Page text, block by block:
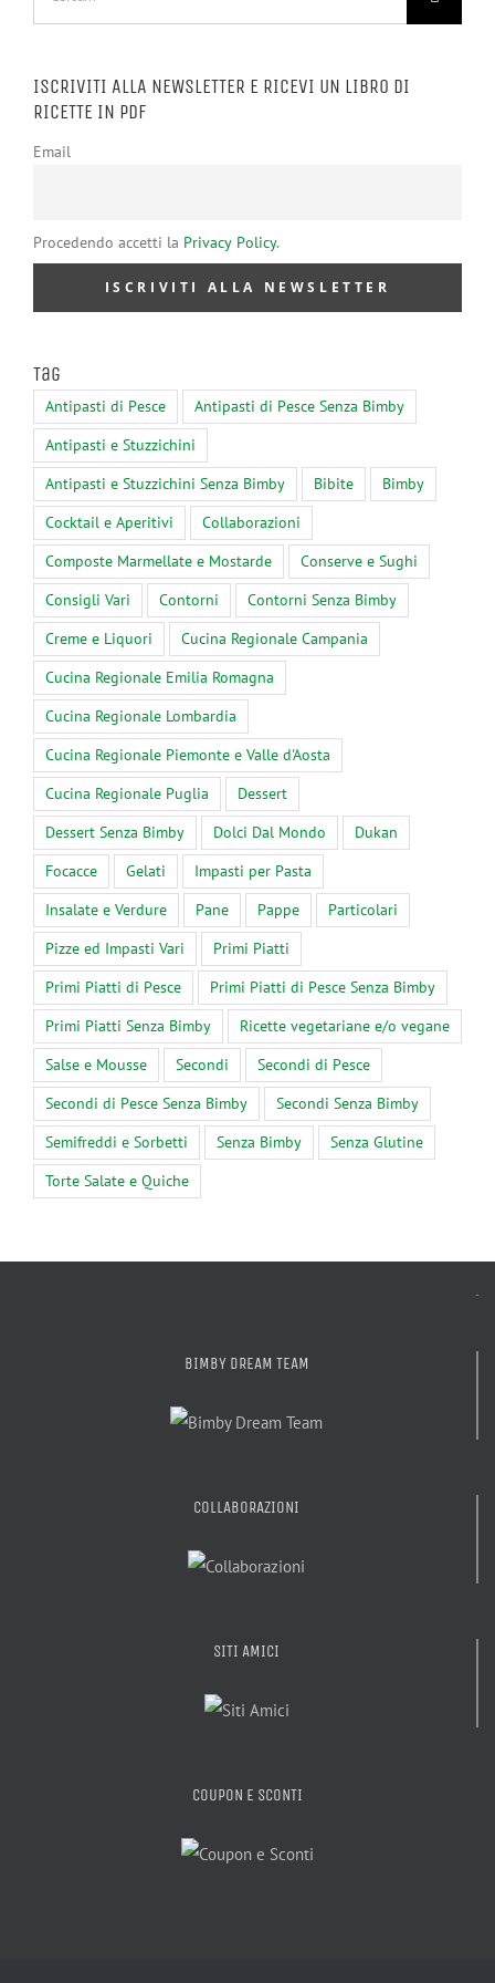
ISCRIVITI ALLA NEWSLETTER E RICEVI UN LIBRO DI
RICETTE IN PDF
Email
Procedendo accetti la Privacy Policy.
Tag
Antipasti di Pesce
Antipasti di Pesce Senza Bimby
Antipasti e Stuzzichini
Antipasti e Stuzzichini Senza Bimby
Bibite
Bimby
Cocktail e Aperitivi
Collaborazioni
Composte Marmellate e Mostarde
Conserve e Sughi
Consigli Vari
Contorni
Contorni Senza Bimby
Creme e Liquori
Cucina Regionale Campania
Cucina Regionale Emilia Romagna
Cucina Regionale Lombardia
Cucina Regionale Piemonte e Valle d'Aosta
Cucina Regionale Puglia
Dessert
Dessert Senza Bimby
Dolci Dal Mondo
Dukan
Focacce
Gelati
Impasti per Pasta
Insalate e Verdure
Pane Pappe
Particolari
Pizze ed Impasti Vari
Primi Piatti
Primi Piatti di Pesce
Primi Piatti di Pesce Senza Bimby
Primi Piatti Senza Bimby
Ricette vegetariane e/o vegane
Salse e Mousse
Secondi
Secondi di Pesce
Secondi di Pesce Senza Bimby
Secondi Senza Bimby
Semifreddi e Sorbetti
Senza Bimby
Senza Glutine
Torte Salate e Quiche
BIMBY DREAM TEAM
COLLABORAZIONI
SITI AMICI
COUPON E SCONTI